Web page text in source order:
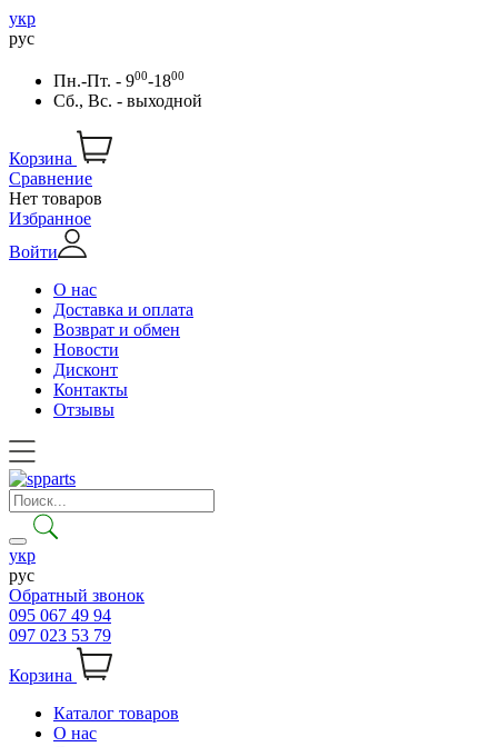
укр
рус
Пн.-Пт. - 900-1800
Сб., Вс. - выходной
Корзина
Сравнение
Нет товаров
Избранное
Войти
О нас
Доставка и оплата
Возврат и обмен
Новости
Дисконт
Контакты
Отзывы
укр
рус
Обратный звонок
095 067 49 94
097 023 53 79
Корзина
Каталог товаров
О нас